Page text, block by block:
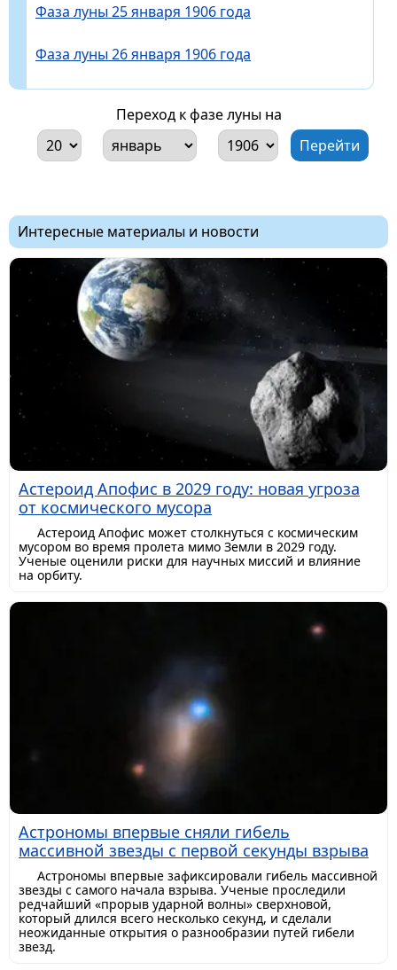
Фаза луны 25 января 1906 года
Фаза луны 26 января 1906 года
Переход к фазе луны на
Интересные материалы и новости
Астероид Апофис в 2029 году: новая угроза
от космического мусора
Астероид Апофис может столкнуться с космическим
мусором во время пролета мимо Земли в 2029 году.
Ученые оценили риски для научных миссий и влияние
на орбиту.
Астрономы впервые сняли гибель
массивной звезды с первой секунды взрыва
Астрономы впервые зафиксировали гибель массивной
звезды с самого начала взрыва. Ученые проследили
редчайший «прорыв ударной волны» сверхновой,
который длился всего несколько секунд, и сделали
неожиданные открытия о разнообразии путей гибели
звезд.